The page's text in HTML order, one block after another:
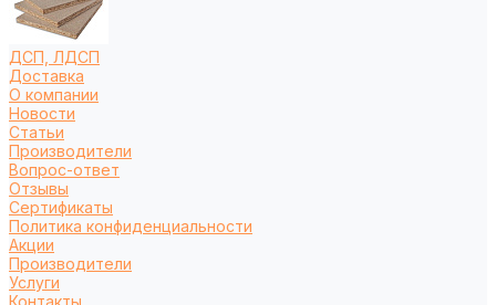
ДСП, ЛДСП
Доставка
О компании
Новости
Статьи
Производители
Вопрос-ответ
Отзывы
Сертификаты
Политика конфиденциальности
Акции
Производители
Услуги
Контакты